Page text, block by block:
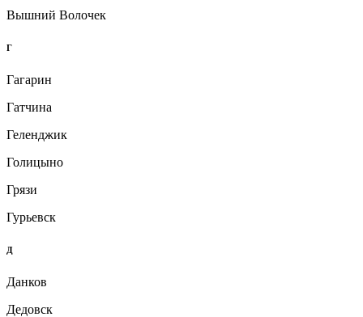
Вышний Волочек
Г
Гагарин
Гатчина
Геленджик
Голицыно
Грязи
Гурьевск
Д
Данков
Дедовск